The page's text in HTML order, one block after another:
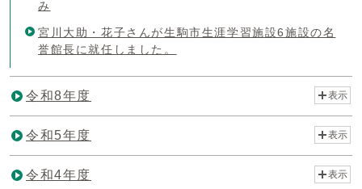
み
宮川大助・花子さんが生駒市生涯学習施設6施設の名
誉館長に就任しました。
令和8年度 表示
令和5年度 表示
令和4年度 表示